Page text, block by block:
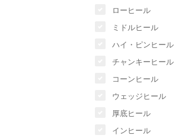
ローヒール
ミドルヒール
ハイ・ピンヒール
チャンキーヒール
コーンヒール
ウェッジヒール
厚底ヒール
インヒール